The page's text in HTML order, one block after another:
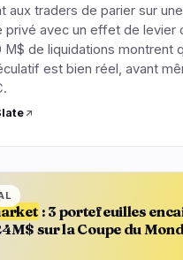
aux traders de parier sur
privé avec un effet de levier
M$ de liquidations montrent
est bien réel, avant
: 3 portefeuilles
sur la Coupe du